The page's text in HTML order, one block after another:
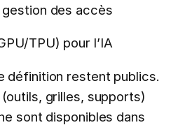
des accès
TPU) pour l’IA
définition restent publics.
grilles, supports)
sont disponibles dans